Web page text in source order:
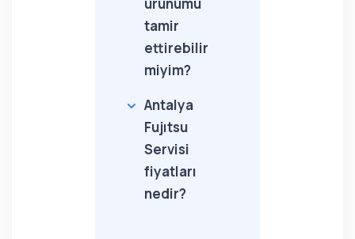
tamir
ettirebilir
miyim?
Antalya
Fujıtsu
Servisi
fiyatları
nedir?